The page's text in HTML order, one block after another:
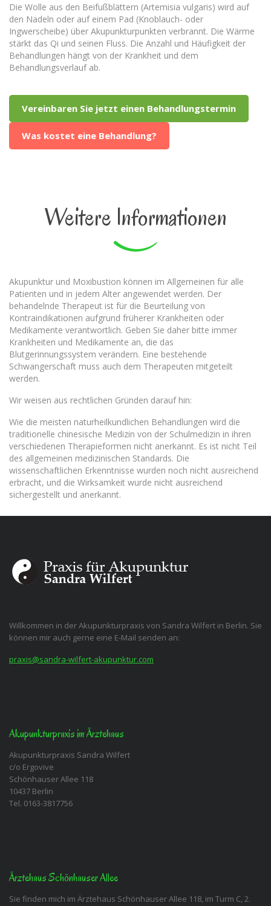
Die Wolle aus den Beifußblättern (Artemisia vulgaris) wird auf
den Nadeln oder auf einem Pad (Knoblauch- oder
Ingwerscheibe) über Akupunkturpunkten verbrannt. Die Wärme
stärkt das Qi und seinen Fluss. Die Anzahl und Häufigkeit der
Behandlungen hängt von der Krankheit und dem
Behandlungsverlauf ab.
Vereinbaren Sie jetzt einen Behandlungstermin
Was kostet eine Behandlung?
Weitere Informationen
Akupunktur und Moxibustion können im Allgemeinen für alle
Patienten und in jedem Alter angewendet werden. Der
behandelnde Therapeut ist für die Beurteilung von
Kontraindikationen aufgrund früherer Krankheiten oder
Medikamente verantwortlich. Geben Sie daher bitte immer
Krankheiten und Medikamente an, die das
Blutgerinnungssystem verändern. Eine bestehende
Schwangerschaft muss auch dem Therapeuten mitgeteilt
werden.
Wir weisen aus rechtlichen Gründen darauf hin:
Wie die meisten naturheilkundlichen Behandlungen wird die
traditionelle chinesische Medizin von der Schulmedizin in ihren
verschiedenen Therapieformen nicht anerkannt. Es ist nicht Teil
des allgemeinen medizinischen Standards. Die
wissenschaftlichen Erkenntnisse wurden noch nicht ausreichend
erbracht, und die Wirksamkeit wurde nicht ausreichend
sichergestellt und anerkannt.
Willkommen in der Akupunkturpraxis von Sandra Wilfert in Berlin. Sie
können mir auch gerne eine E-Mail senden an:
praxis@sandra-wilfert-akupunktur.com
Akupunkturpraxis im Ärztehaus
Akupunkturpraxis Sandra Wilfert
c/o Ergovive
Schönhauser Allee 118
10437 Berlin
Tel. 0163-3817756
Ärztehaus Schönhauser Allee
Sie finden mich im Ärztehaus Schönhauser Allee 118, im Turm C, 2.